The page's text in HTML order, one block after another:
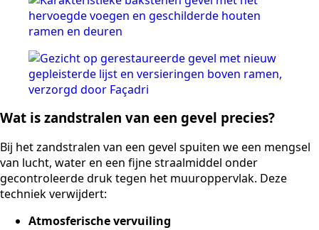
Wat is zandstralen van een gevel precies?
Bij het zandstralen van een gevel spuiten we een mengsel
van lucht, water en een fijne straalmiddel onder
gecontroleerde druk tegen het muuroppervlak. Deze
techniek verwijdert:
Atmosferische vervuiling